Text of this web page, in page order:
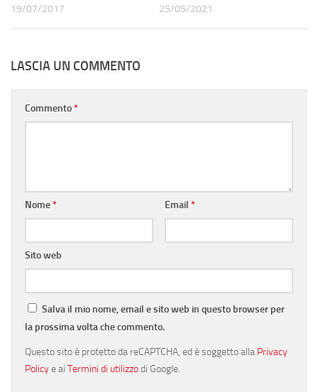
19/07/2017 25/05/2021
LASCIA UN COMMENTO
Commento*
Nome* Email *
Sito web
Salva il mio nome, email e sito web in questo browser per
la prossima volta che commento.
Questo sito è protetto da reCAPTCHA, ed è soggetto alla Privacy
Policye ai Termini di utilizzodi Google.